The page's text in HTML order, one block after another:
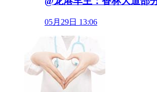
05月29日 13:06